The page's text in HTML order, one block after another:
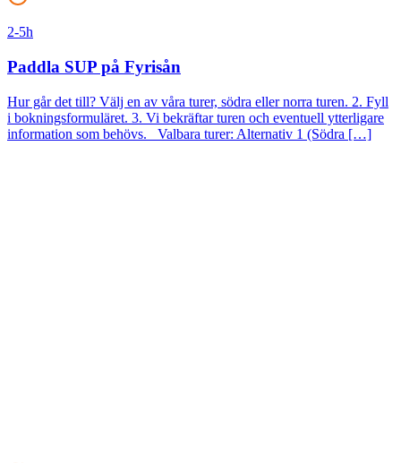
2-5h
Paddla SUP på Fyrisån
Hur går det till? Välj en av våra turer, södra eller norra turen. 2. Fyll
i bokningsformuläret. 3. Vi bekräftar turen och eventuell ytterligare
information som behövs. Valbara turer: Alternativ 1 (Södra […]